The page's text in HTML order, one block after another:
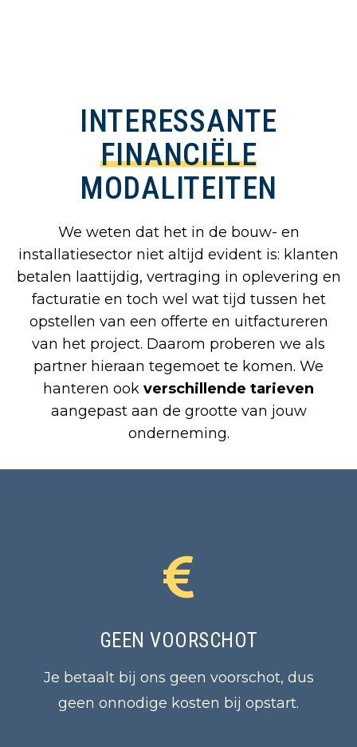
INTERESSANTE
FINANCIËLE
MODALITEITEN
We weten dat het in de bouw- en
installatiesector niet altijd evident is: klanten
betalen laattijdig, vertraging in oplevering en
facturatie en toch wel wat tijd tussen het
opstellen van een offerte en uitfactureren
van het project. Daarom proberen we als
partner hieraan tegemoet te komen. We
hanteren ook verschillende tarieven
aangepast aan de grootte van jouw
onderneming.
GEEN VOORSCHOT
Je betaalt bij ons geen voorschot, dus
geen onnodige kosten bij opstart.